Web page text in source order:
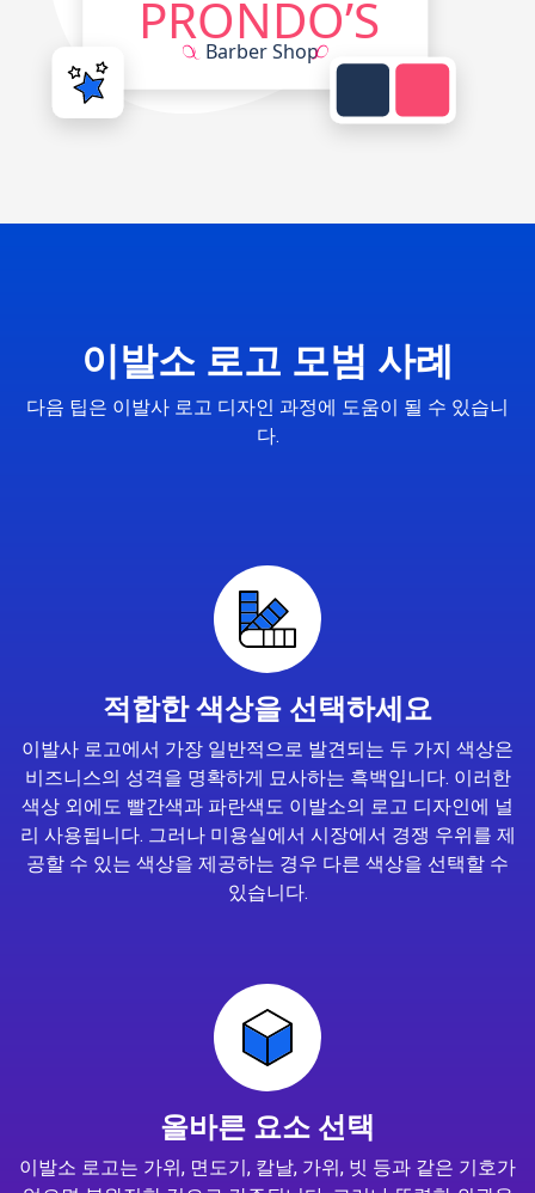
이발소 로고 모범 사례
다음 팁은 이발사 로고 디자인 과정에 도움이 될 수 있습니
다.
적합한 색상을 선택하세요
이발사 로고에서 가장 일반적으로 발견되는 두 가지 색상은
비즈니스의 성격을 명확하게 묘사하는 흑백입니다. 이러한
색상 외에도 빨간색과 파란색도 이발소의 로고 디자인에 널
리 사용됩니다. 그러나 미용실에서 시장에서 경쟁 우위를 제
공할 수 있는 색상을 제공하는 경우 다른 색상을 선택할 수
있습니다.
올바른 요소 선택
이발소 로고는 가위, 면도기, 칼날, 가위, 빗 등과 같은 기호가